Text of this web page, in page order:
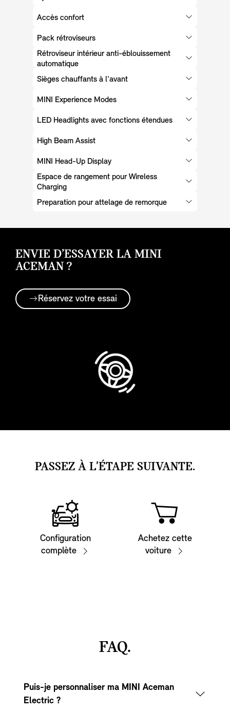
Accès confort
Pack rétroviseurs
Rétroviseur intérieur anti-éblouissement
automatique
Sièges chauffants à l'avant
MINI Experience Modes
LED Headlights avec fonctions étendues
High Beam Assist
MINI Head-Up Display
Espace de rangement pour Wireless
Charging
Preparation pour attelage de remorque
ENVIE D’ESSAYER LA MINI
ACEMAN ?
Réservez votre essai
PASSEZ À L'ÉTAPE SUIVANTE.
Configuration
complète
Achetez cette
voiture
FAQ.
Puis-je personnaliser ma MINI Aceman
Electric ?